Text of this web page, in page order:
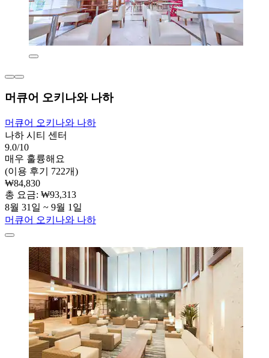
머큐어 오키나와 나하
머큐어 오키나와 나하
나하 시티 센터
9.0/10
매우 훌륭해요
(이용 후기 722개)
₩84,830
총 요금: ₩93,313
8월 31일 ~ 9월 1일
머큐어 오키나와 나하